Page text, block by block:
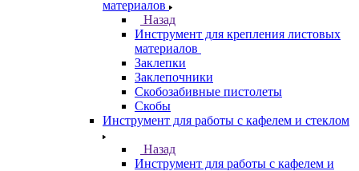
материалов
Назад
Инструмент для крепления листовых
материалов
Заклепки
Заклепочники
Скобозабивные пистолеты
Скобы
Инструмент для работы с кафелем и стеклом
Назад
Инструмент для работы с кафелем и